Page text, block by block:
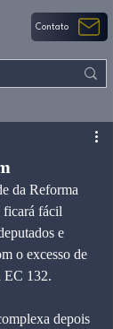
Contato
da Reforma
ficará fácil
e
o excesso de
EC 132.
depois